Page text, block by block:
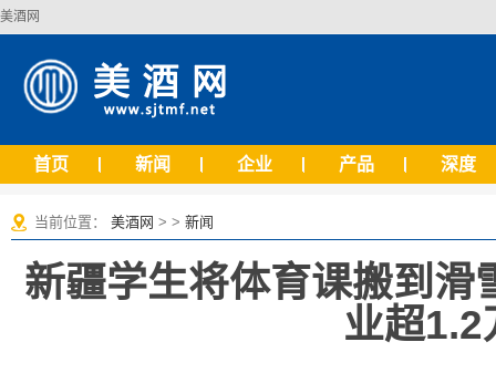
美酒网
首页 新闻 企业 产品 深度
当前位置： 美酒网 > > 新闻
新疆学生将体育课搬到滑
业超1.2